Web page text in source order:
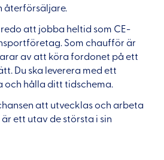
återförsäljare.
att jobba heltid som CE-
Som chaufför är
av att köra fordonet på ett
Du ska leverera med ett
och hålla ditt tidschema.
att utvecklas och arbeta
ett utav de största i sin